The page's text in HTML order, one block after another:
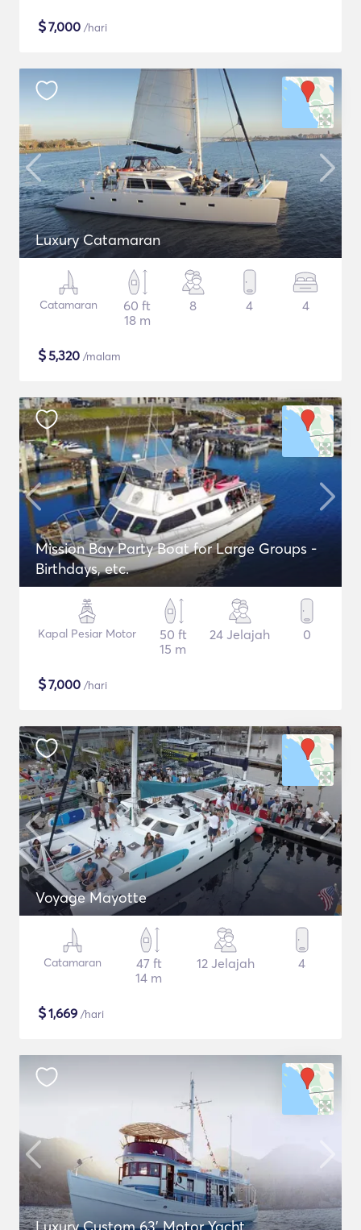
$7,000 /hari
Luxury Catamaran
Catamaran
60 ft
18 m
8 4 4
$5,320 /malam
Mission Bay Party Boat for Large Groups -
Birthdays, etc.
Kapal Pesiar Motor
50 ft
15 m
24 Jelajah 0
$7,000 /hari
Voyage Mayotte
Catamaran
47 ft
14 m
12 Jelajah 4
$1,669 /hari